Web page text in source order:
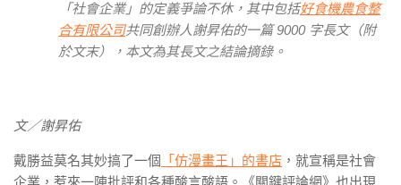
「社會企業」的定義爭論不休，其中包括好食機農食整
合有限公司共同創辦人謝昇佑的一篇 9000 字長文（附
於文末），本文為其長文之結論摘錄。
文／謝昇佑
戴勝益莫名其妙搞了一個 「仿漫畫王」的書店 ，就宣稱是社會
企業，惹來一陣批評和各種酸言酸語。《關鍵評論網》也出現